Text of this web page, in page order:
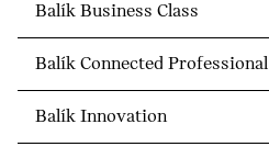
Balík Business Class
Balík Connected Professional
Balík Innovation